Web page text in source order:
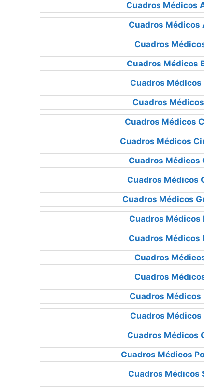
Cuadros Médicos
Cuadros Médicos
Cuadros
Cuadros Médicos
Cuadros Médicos
Cuadros
Cuadros Médicos
Cuadros Médicos
Cuadros Médicos
Cuadros Médicos
Cuadros Médicos
Cuadros Médicos
Cuadros Médicos
Cuadros
Cuadros
Cuadros Médicos
Cuadros Médicos
Cuadros Médicos
Cuadros Médicos
Cuadros Médicos